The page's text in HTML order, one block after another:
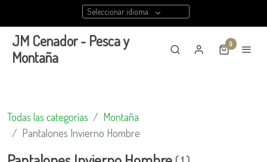
Seleccionar idioma
JM Cenador - Pesca y
Montaña
0
Todas las categorías
Montaña
Pantalones Invierno Hombre